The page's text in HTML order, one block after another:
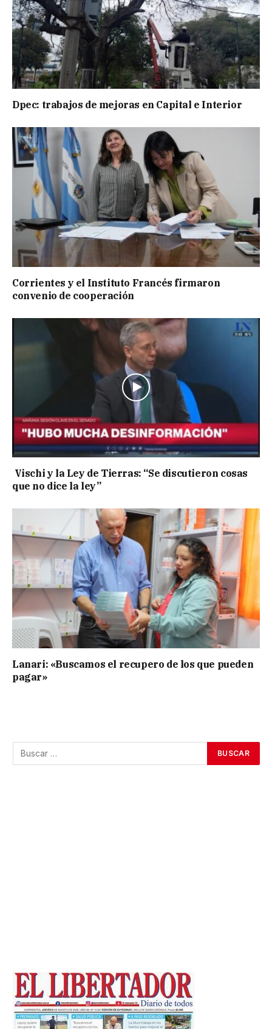
Dpec: trabajos de mejoras en Capital e Interior
Corrientes y el Instituto Francés firmaron
convenio de cooperación
Vischi y la Ley de Tierras: “Se discutieron cosas
que no dice la ley”
Lanari: «Buscamos el recupero de los que pueden
pagar»